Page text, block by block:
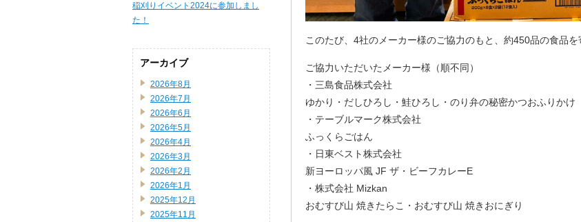
このたび、4社のメーカー様のご協力のもと、約450品の食品を
ご協力いただいたメーカー様（順不同）
・三島食品株式会社
ゆかり・だしひろし・鮭ひろし・のり弁の秘密かつおふりかけ
・テーブルマーク株式会社
ふっくらごはん
・日東ベスト株式会社
新ヨーロッパ風 JF ザ・ビーフカレーE
・株式会社 Mizkan
おむすび山 焼きたらこ・おむすび山 焼きおにぎり
稲刈りイベント2024に参加しまし
た！
アーカイブ
2026年8月
2026年7月
2026年6月
2026年5月
2026年4月
2026年3月
2026年2月
2026年1月
2025年12月
2025年11月